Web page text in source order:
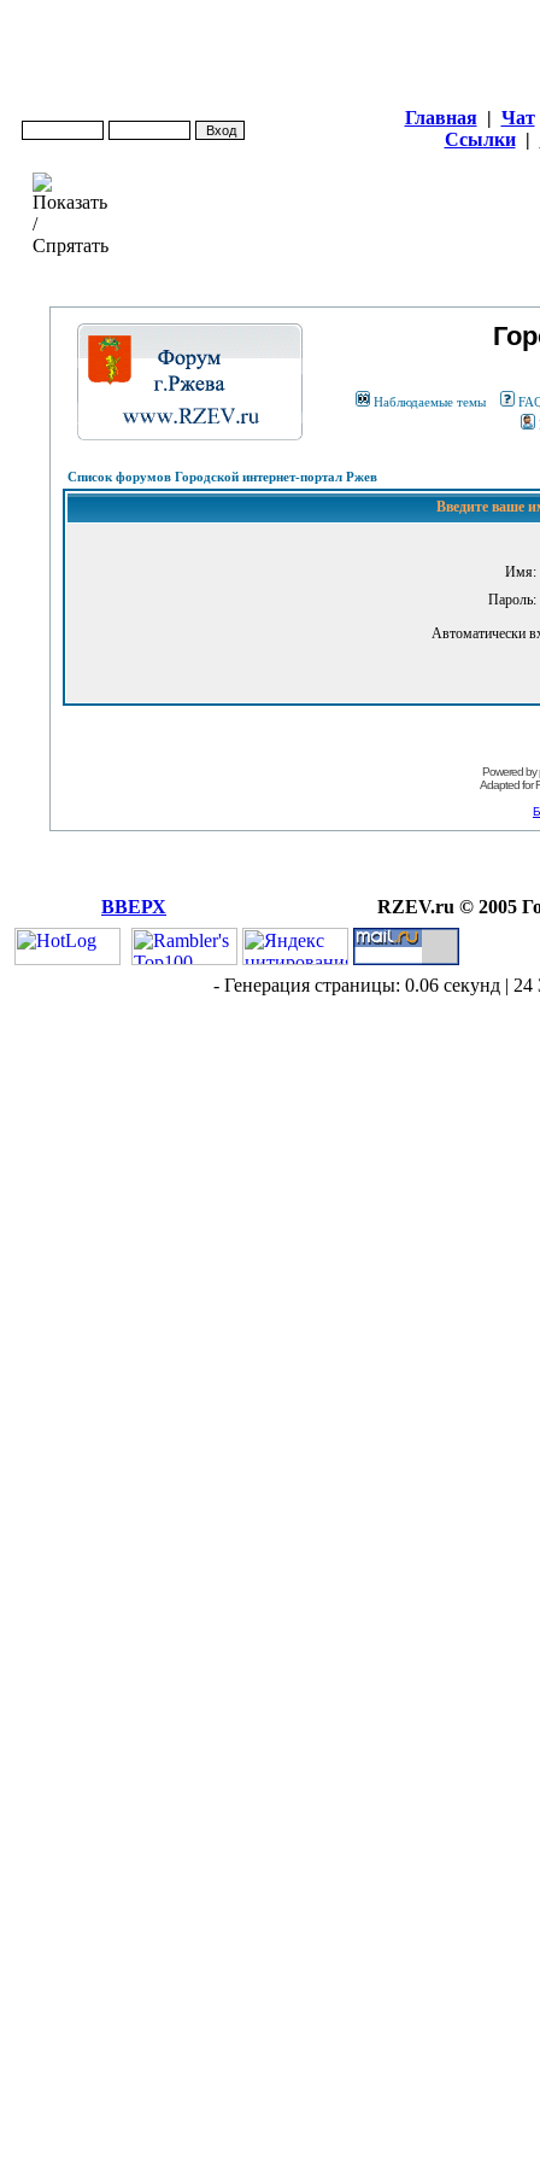
Главная | Чат
Ссылки |
Наблюдаемые темы
Список форумов Городской интернет-портал Ржев
Введите ваше
Имя:
Пароль:
Автоматически
Powered by
Adapted for
ВВЕРХ RZEV.ru © 2005
- Генерация страницы: 0.06 секунд |